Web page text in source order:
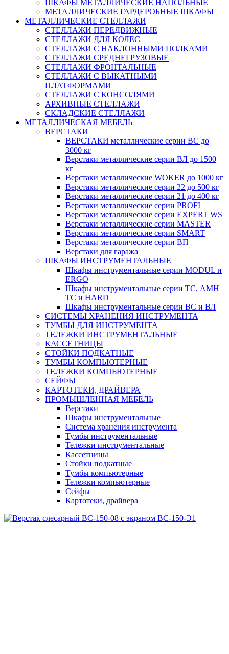
ШКАФЫ МЕТАЛЛИЧЕСКИЕ НАПОЛЬНЫЕ
МЕТАЛЛИЧЕСКИЕ ГАРДЕРОБНЫЕ ШКАФЫ
МЕТАЛЛИЧЕСКИЕ СТЕЛЛАЖИ
СТЕЛЛАЖИ ПЕРЕДВИЖНЫЕ
СТЕЛЛАЖИ ДЛЯ КОЛЕС
СТЕЛЛАЖИ С НАКЛОННЫМИ ПОЛКАМИ
СТЕЛЛАЖИ СРЕДНЕГРУЗОВЫЕ
СТЕЛЛАЖИ ФРОНТАЛЬНЫЕ
СТЕЛЛАЖИ С ВЫКАТНЫМИ
ПЛАТФОРМАМИ
СТЕЛЛАЖИ С КОНСОЛЯМИ
АРХИВНЫЕ СТЕЛЛАЖИ
СКЛАДСКИЕ СТЕЛЛАЖИ
МЕТАЛЛИЧЕСКАЯ МЕБЕЛЬ
ВЕРСТАКИ
ВЕРСТАКИ металлические серии ВС до
3000 кг
Верстаки металлические серии ВЛ до 1500
кг
Верстаки металлические WOKER до 1000 кг
Верстаки металлические серии 22 до 500 кг
Верстаки металлические серии 21 до 400 кг
Верстаки металлические серии PROFI
Верстаки металлические серии EXPERT WS
Верстаки металлические серии MASTER
Верстаки металлические серии SMART
Верстаки металлические серии ВП
Верстаки для гаража
ШКАФЫ ИНСТРУМЕНТАЛЬНЫЕ
Шкафы инструментальные серии MODUL и
ERGO
Шкафы инструментальные серии ТС, АМН
ТС и HARD
Шкафы инструментальные серии ВС и ВЛ
СИСТЕМЫ ХРАНЕНИЯ ИНСТРУМЕНТА
ТУМБЫ ДЛЯ ИНСТРУМЕНТА
ТЕЛЕЖКИ ИНСТРУМЕНТАЛЬНЫЕ
КАССЕТНИЦЫ
СТОЙКИ ПОДКАТНЫЕ
ТУМБЫ КОМПЬЮТЕРНЫЕ
ТЕЛЕЖКИ КОМПЬЮТЕРНЫЕ
СЕЙФЫ
КАРТОТЕКИ, ДРАЙВЕРА
ПРОМЫШЛЕННАЯ МЕБЕЛЬ
Верстаки
Шкафы инструментальные
Система хранения инструмента
Тумбы инструментальные
Тележки инструментальные
Кассетницы
Стойки подкатные
Тумбы компьютерные
Тележки компьютерные
Сейфы
Картотеки, драйвера